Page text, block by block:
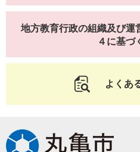
地方教育行政の組織及び運
４に基づ
よくあ